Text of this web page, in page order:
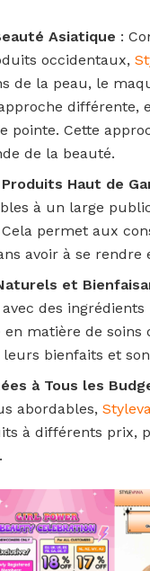
Asiatique :
occidentaux,
de la peau, le
différente,
pointe. Cette
de la beauté.
Haut de
à un large
permet aux
avoir à se rendre
et
des
matière de soins
bienfaits et
à Tous les
abordables,
à différents prix,